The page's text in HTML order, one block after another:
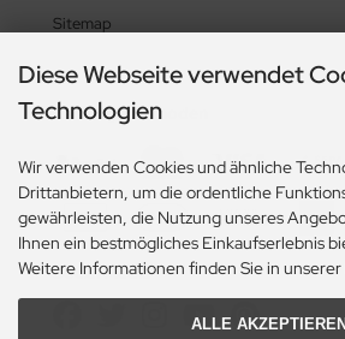
Sitemap
Zahlungsmethoden
Social Media
Diese Webseite verwendet
Technologien
Wir verwenden Cookies und ähnliche
Drittanbietern, um die ordentliche
gewährleisten, die Nutzung unseres
Ihnen ein bestmögliches Einkaufserlebnis
Weitere Informationen finden Sie in
ALLE